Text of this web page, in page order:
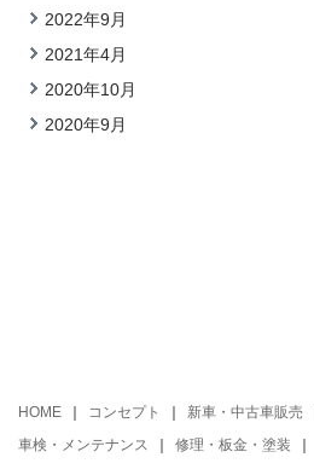
2022年9月
2021年4月
2020年10月
2020年9月
HOME ｜ コンセプト ｜ 新車・中古車販売
車検・メンテナンス
｜ 修理・板金・塗装 ｜